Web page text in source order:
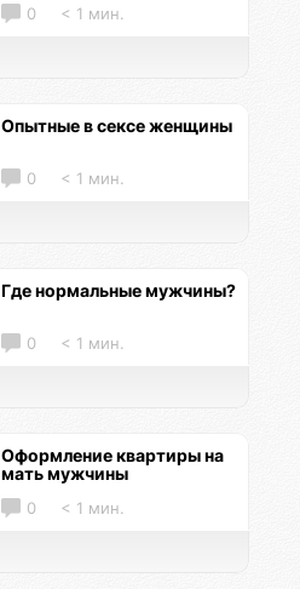
0 < 1 мин.
Опытные в сексе женщины
0 < 1 мин.
Где нормальные мужчины?
0 < 1 мин.
Оформление квартиры на
мать мужчины
0 < 1 мин.